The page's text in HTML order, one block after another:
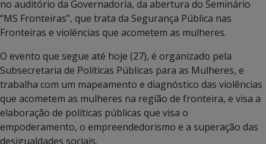
no auditório da Governadoria, da abertura do Seminário
“MS Fronteiras”, que trata da Segurança Pública nas
Fronteiras e violências que acometem as mulheres.
O evento que segue até hoje (27), é organizado pela
Subsecretaria de Políticas Públicas para as Mulheres, e
trabalha com um mapeamento e diagnóstico das violências
que acometem as mulheres na região de fronteira, e visa a
elaboração de políticas públicas que visa o
empoderamento, o empreendedorismo e a superação das
desigualdades sociais.